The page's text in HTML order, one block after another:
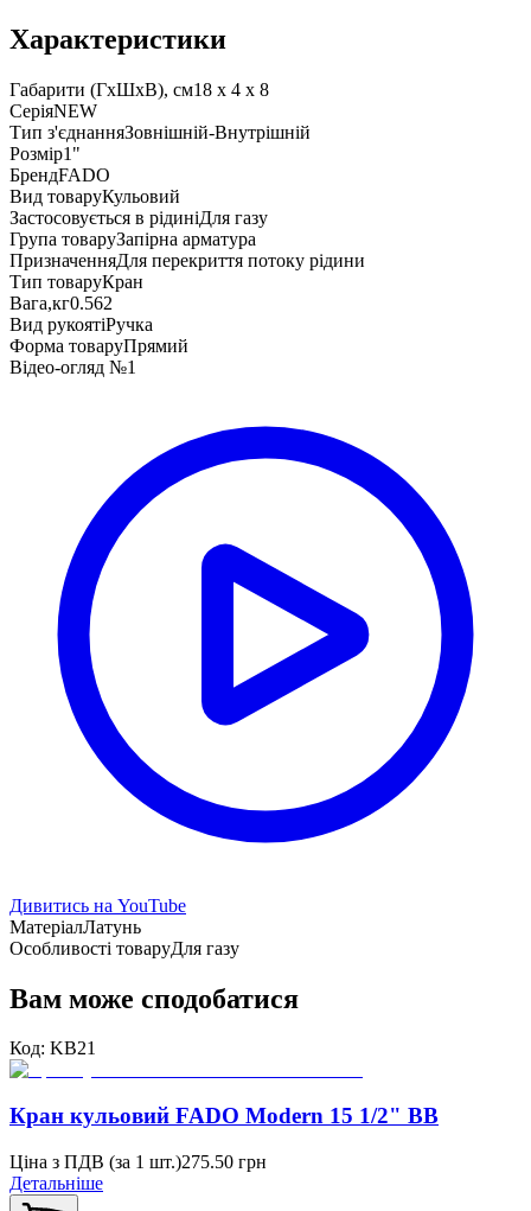
Характеристики
Габарити (ГxШxВ), см18 x 4 x 8
СеріяNEW
Тип з'єднанняЗовнішній-Внутрішній
Розмір1"
БрендFADO
Вид товаруКульовий
Застосовується в рідиніДля газу
Група товаруЗапірна арматура
ПризначенняДля перекриття потоку рідини
Тип товаруКран
Вага,кг0.562
Вид рукоятіРучка
Форма товаруПрямий
Відео-огляд №1
Дивитись на YouTube
МатеріалЛатунь
Особливості товаруДля газу
Вам може сподобатися
Код: KB21
Кран кульовий FADO Modern 15 1/2" ВВ
Ціна з ПДВ (за 1 шт.)275.50 грн
Детальніше